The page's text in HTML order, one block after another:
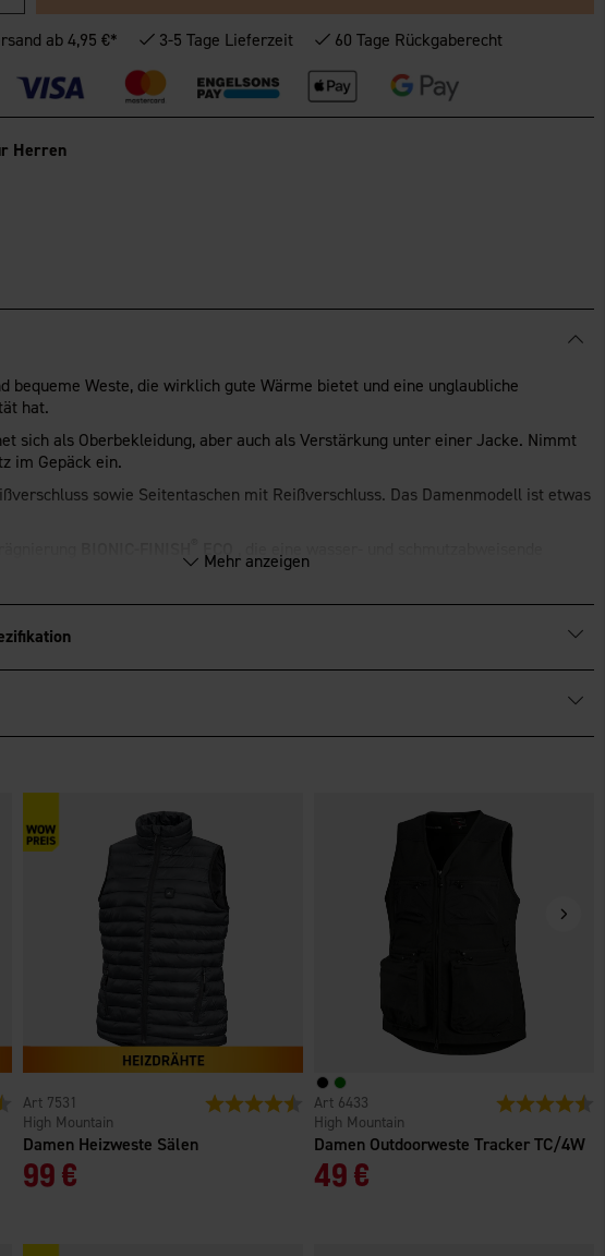
ab 4,95 €* 3-5 Tage Lieferzeit 60 Tage Rückgaberecht
Herren
bequeme Weste, die wirklich gute Wärme bietet und eine unglaubliche
hat.
sich als Oberbekleidung, aber auch als Verstärkung unter einer Jacke. Nimmt
im Gepäck ein.
sowie Seitentaschen mit Reißverschluss. Das Damenmodell ist etwas
100 -zertifiziert.
Mehr anzeigen
4.5 von 5 Sternen
Damen Heizweste Sälen
High Mountain
7531
99 €
Bewertung: 4.5 von 5 Sternen
Damen Outdoorweste Tracker TC/4W
High Mountain
6433
49 €
Bewertung: